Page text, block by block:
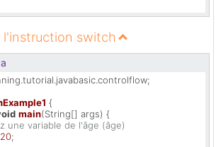
l'instruction switch
{
main(String[] args) {
une variable de l'âge (âge)
20;